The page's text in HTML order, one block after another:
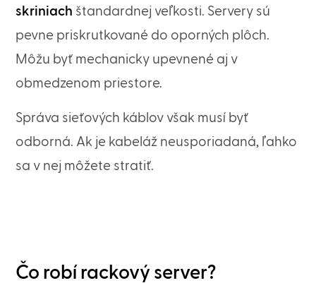
skriniach štandardnej veľkosti. Servery sú
pevne priskrutkované do oporných plôch.
Môžu byť mechanicky upevnené aj v
obmedzenom priestore.
Správa sieťových káblov však musí byť
odborná. Ak je kabeláž neusporiadaná, ľahko
sa v nej môžete stratiť.
Čo robí rackový server?